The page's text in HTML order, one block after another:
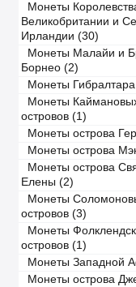
Монеты
Великобритании и
Ирландии (30)
Монеты Малайи и
Борнео (2)
Монеты
Монеты
островов (1)
Монеты острова
Монеты острова
Монеты острова
Елены (2)
Монеты
островов (3)
Монеты
островов (1)
Монеты Западной
Монеты острова